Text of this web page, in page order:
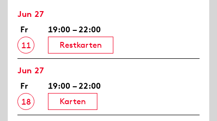
Jun 27
Fr
11
19:00 – 22:00
Restkarten
Jun 27
Fr
18
19:00 – 22:00
Karten